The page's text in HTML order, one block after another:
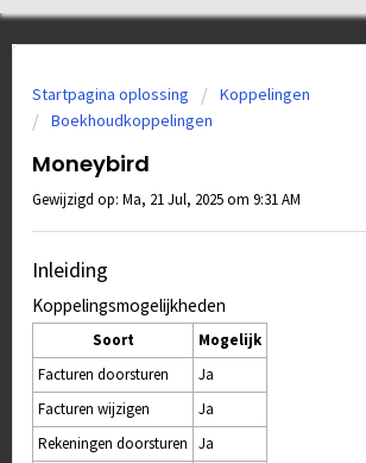
Startpagina oplossing
Koppelingen
Boekhoudkoppelingen
Moneybird
Gewijzigd op: Ma, 21 Jul, 2025 om 9:31 AM
Inleiding
Koppelingsmogelijkheden
Soort
Mogelijk
Facturen doorsturen
Ja
Facturen wijzigen
Ja
Rekeningen doorsturen Ja